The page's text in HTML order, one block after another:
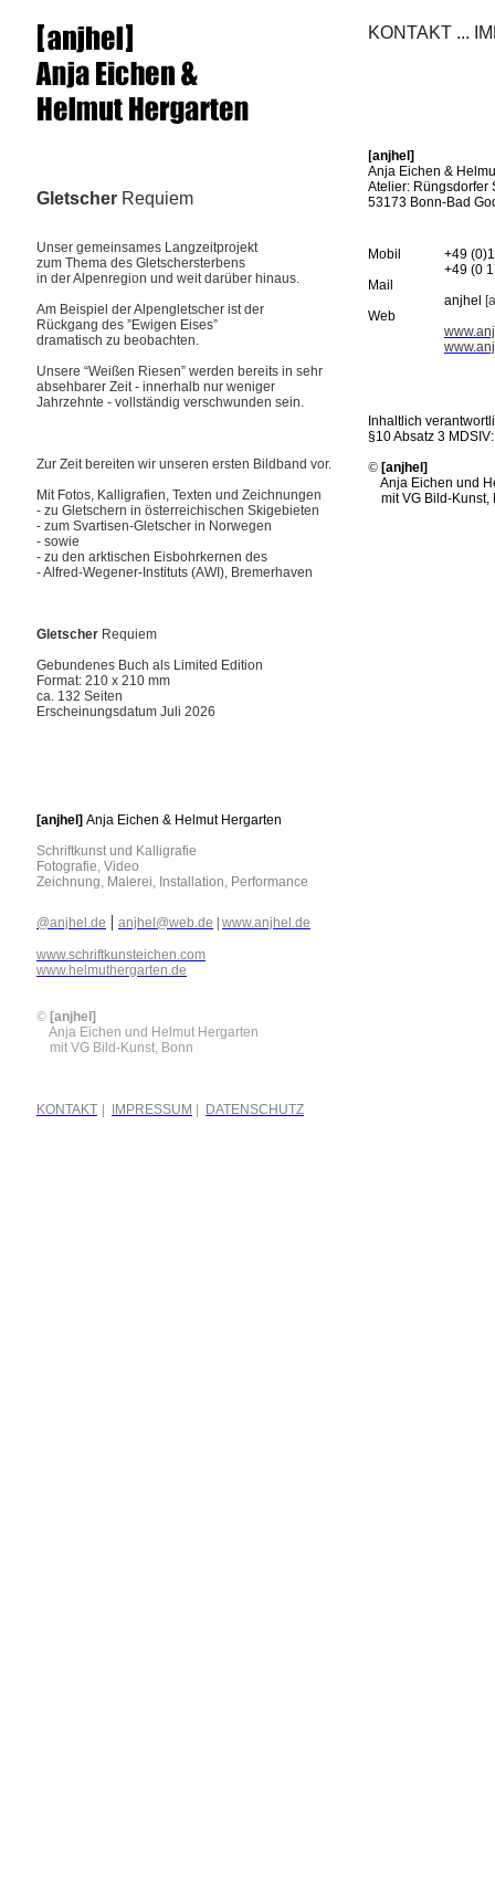
Gletscher Requiem
Unser gemeinsames Langzeitprojekt
zum Thema des Gletschersterbens
in der Alpenregion und weit darüber hinaus.
Am Beispiel der Alpengletscher ist der
Rückgang des ”Ewigen Eises”
dramatisch zu beobachten.
Unsere “Weißen Riesen” werden bereits in sehr
absehbarer Zeit - innerhalb nur weniger
Jahrzehnte - vollständig verschwunden sein.
Zur Zeit bereiten wir unseren ersten Bildband vor.
Mit Fotos, Kalligrafien, Texten und Zeichnungen
- zu Gletschern in österreichischen Skigebieten
- zum Svartisen-Gletscher in Norwegen
- sowie
- zu den arktischen Eisbohrkernen des
- Alfred-Wegener-Instituts (AWI), Bremerhaven
Gletscher Requiem
Gebundenes Buch als Limited Edition
Format: 210 x 210 mm
ca. 132 Seiten
Erscheinungsdatum Juli 2026
[anjhel] Anja Eichen & Helmut Hergarten
Schriftkunst und Kalligrafie
Fotografie, Video
Zeichnung, Malerei, Installation, Performance
@anjhel.de | anjhel@web.de www.anjhel.de
www.schriftkunsteichen.com
www.helmuthergarten.de
© [anjhel]
Anja Eichen und Helmut Hergarten
mit VG Bild-Kunst, Bonn
KONTAKT IMPRESSUM DATENSCHUTZ
KONTAKT ...
[anjhel]
Anja Eichen &
Atelier: Rüngsdorfer
53173 Bonn-Bad
Mobil
Mail
Web
+49
+49 (0
anjhel
Inhaltlich
§10 Absatz 3
© [anjhel]
Anja Eichen und
mit VG Bild-Kunst,